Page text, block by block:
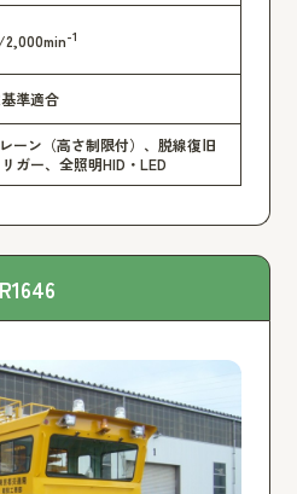
2,000min-1
準適合
ーン（高さ制限付）、脱線復旧
ガー、全照明HID・LED